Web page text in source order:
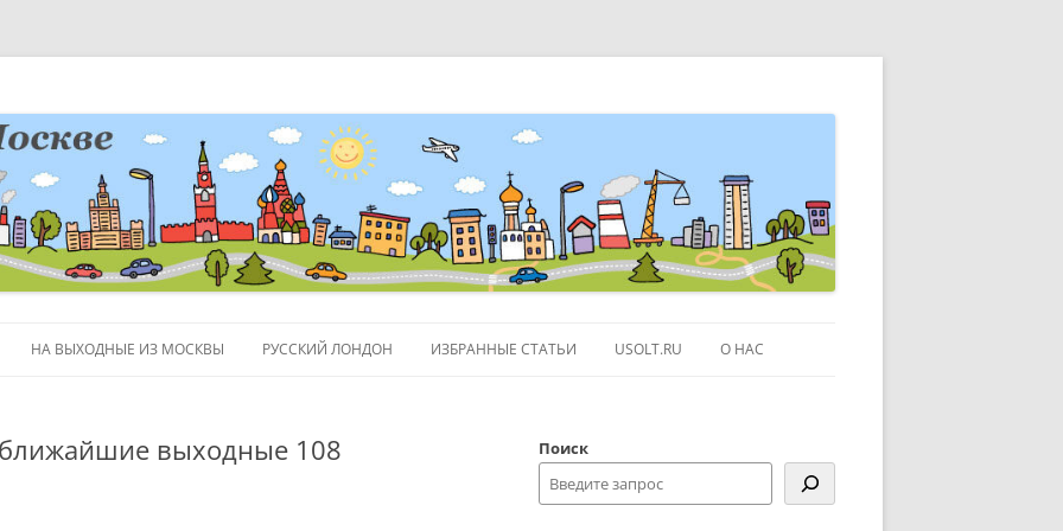
НА ВЫХОДНЫЕ ИЗ МОСКВЫ РУССКИЙ ЛОНДОН ИЗБРАННЫЕ СТАТЬИ
ПОЛЕЗНЫЕ ССЫЛКИ
ОБЪЕКТЫ НА КАРТЕ GOOGLE
USOLT.RU О НАС
выходные 108 Поиск